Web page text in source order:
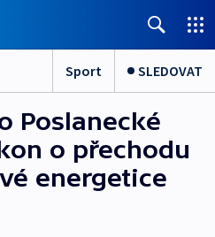
Sport SLEDOVAT
Poslanecké
o přechodu
energetice